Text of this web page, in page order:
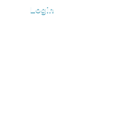
Login